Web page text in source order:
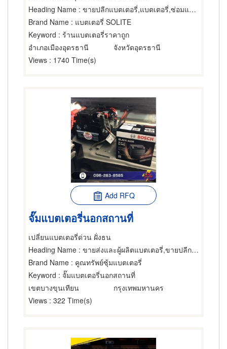
Heading Name : ขายปลีกแบตเตอรี่,แบตเตอรี่,ซ่อมแบตเตอรี่
Brand Name : แบตเตอรี่ SOLITE
Keyword : ร้านแบตเตอรี่ราคาถูก
อำเภอเมืองอุดรธานี
จังหวัดอุดรธานี
Views : 1740 Time(s)
Add RFQ
จั๊มแบตเตอรี่นอกสถานที่
เปลี่ยนแบตเตอรี่ด่วน ฝั่งธน
Heading Name : ขายส่งและผู้ผลิตแบตเตอรี่,ขายปลีกแบตเตอรี่,ซ่อมแบตเตอรี่
Brand Name : คูณทรัพย์ซุ้มแบตเตอรี่
Keyword : จั๊มแบตเตอรี่นอกสถานที่
เขตบางขุนเทียน
กรุงเทพมหานคร
Views : 322 Time(s)